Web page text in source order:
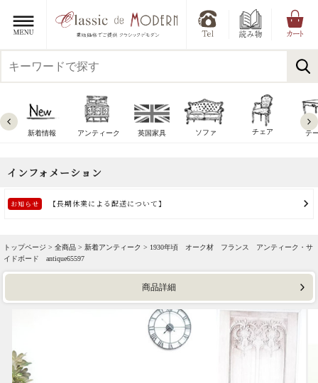
新着情報 アンティーク 英国家具 ソファ チェア テ
トップページ > 全商品 > 新着アンティーク > 1930年頃 オーク材 フランス アンティーク・サ
イドボード antique65597
商品詳細